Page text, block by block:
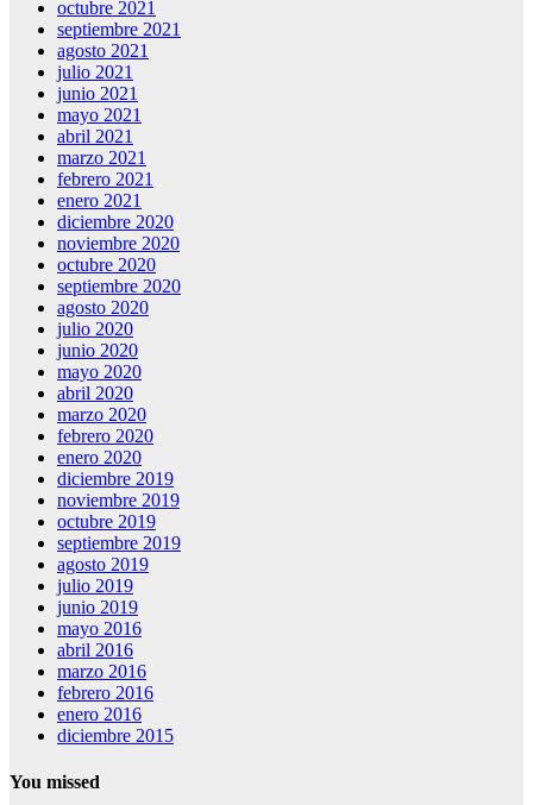
octubre 2021
septiembre 2021
agosto 2021
julio 2021
junio 2021
mayo 2021
abril 2021
marzo 2021
febrero 2021
enero 2021
diciembre 2020
noviembre 2020
octubre 2020
septiembre 2020
agosto 2020
julio 2020
junio 2020
mayo 2020
abril 2020
marzo 2020
febrero 2020
enero 2020
diciembre 2019
noviembre 2019
octubre 2019
septiembre 2019
agosto 2019
julio 2019
junio 2019
mayo 2016
abril 2016
marzo 2016
febrero 2016
enero 2016
diciembre 2015
You missed